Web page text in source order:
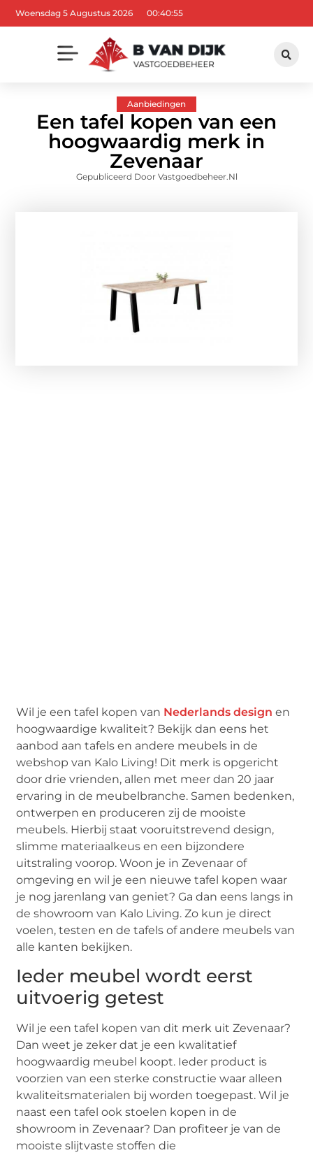
Woensdag 5 Augustus 2026 00:40:56
Aanbiedingen
Een tafel kopen van een
hoogwaardig merk in
Zevenaar
Gepubliceerd Door Vastgoedbeheer.nl
Wil je een tafel kopen van Nederlands design en
hoogwaardige kwaliteit? Bekijk dan eens het
aanbod aan tafels en andere meubels in de
webshop van Kalo Living! Dit merk is opgericht
door drie vrienden, allen met meer dan 20 jaar
ervaring in de meubelbranche. Samen bedenken,
ontwerpen en produceren zij de mooiste
meubels. Hierbij staat vooruitstrevend design,
slimme materiaalkeus en een bijzondere
uitstraling voorop. Woon je in Zevenaar of
omgeving en wil je een nieuwe tafel kopen waar
je nog jarenlang van geniet? Ga dan eens langs in
de showroom van Kalo Living. Zo kun je direct
voelen, testen en de tafels of andere meubels van
alle kanten bekijken.
Ieder meubel wordt eerst
uitvoerig getest
Wil je een tafel kopen van dit merk uit Zevenaar?
Dan weet je zeker dat je een kwalitatief
hoogwaardig meubel koopt. Ieder product is
voorzien van een sterke constructie waar alleen
kwaliteitsmaterialen bij worden toegepast. Wil je
naast een tafel ook stoelen kopen in de
showroom in Zevenaar? Dan profiteer je van de
mooiste slijtvaste stoffen die